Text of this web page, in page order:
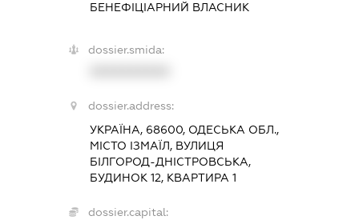
БЕНЕФІЦІАРНИЙ ВЛАСНИК
dossier.smida:
dossier.address:
УКРАЇНА, 68600, ОДЕСЬКА ОБЛ.,
МІСТО ІЗМАЇЛ, ВУЛИЦЯ
БІЛГОРОД-ДНІСТРОВСЬКА,
БУДИНОК 12, КВАРТИРА 1
dossier.capital: